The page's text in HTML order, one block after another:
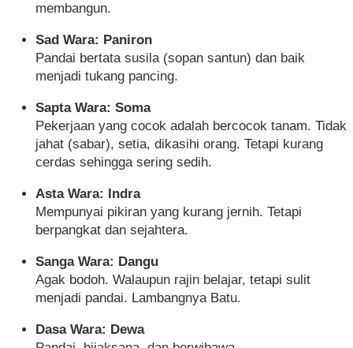
membangun.
Sad Wara: Paniron
Pandai bertata susila (sopan santun) dan baik
menjadi tukang pancing.
Sapta Wara: Soma
Pekerjaan yang cocok adalah bercocok tanam. Tidak
jahat (sabar), setia, dikasihi orang. Tetapi kurang
cerdas sehingga sering sedih.
Asta Wara: Indra
Mempunyai pikiran yang kurang jernih. Tetapi
berpangkat dan sejahtera.
Sanga Wara: Dangu
Agak bodoh. Walaupun rajin belajar, tetapi sulit
menjadi pandai. Lambangnya Batu.
Dasa Wara: Dewa